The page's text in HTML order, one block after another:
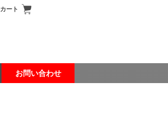
カート
お問い合わせ